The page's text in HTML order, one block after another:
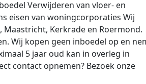
Verwijderen van vloer- en
eisen van woningcorporaties Wij
Kerkrade en Roermond.
Wij kopen geen inboedel op en
5 jaar oud kan in overleg in
contact opnemen? Bezoek onze